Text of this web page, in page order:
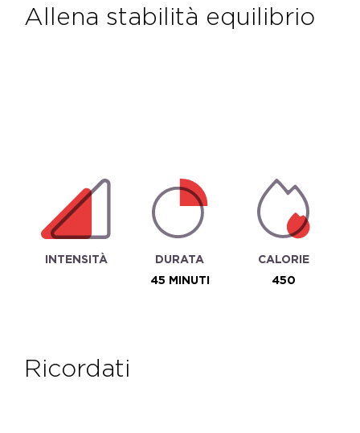
allena stabilità equilibrio
INTENSITÀ
DURATA
45 MINUTI
CALORIE
450
ricordati